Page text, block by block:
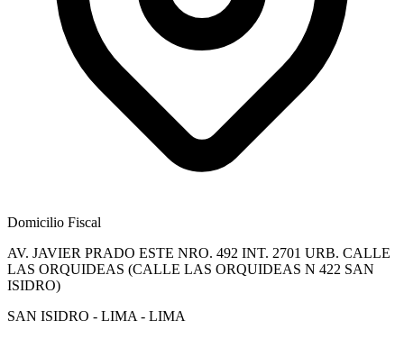
Domicilio Fiscal
AV. JAVIER PRADO ESTE NRO. 492 INT. 2701 URB. CALLE
LAS ORQUIDEAS (CALLE LAS ORQUIDEAS N 422 SAN
ISIDRO)
SAN ISIDRO - LIMA - LIMA